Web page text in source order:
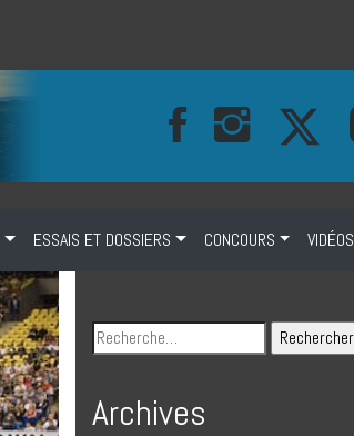
ESSAIS ET DOSSIERS CONCOURS VIDÉOS
Archives